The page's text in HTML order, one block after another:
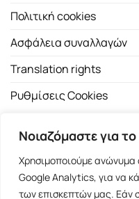
Νοιαζόμαστε για
Χρησιμοποιούμε
Google Analytics, για να
των επισκεπτών μας. Εάν
Πολιτική cookies
Ασφάλεια συναλλαγών
Translation rights
Ρυθμίσεις Cookies